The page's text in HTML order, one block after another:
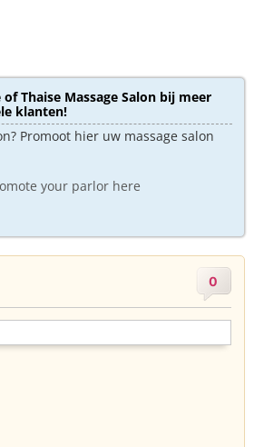
Thaise Massage Salon bij meer
klanten!
Promoot hier uw massage salon
your parlor here
0